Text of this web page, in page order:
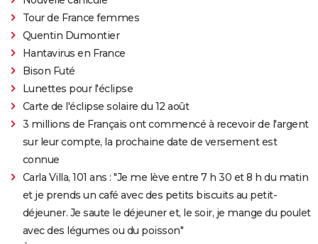
Tour de France femmes
Quentin Dumontier
Hantavirus en France
Bison Futé
Lunettes pour l'éclipse
Carte de l'éclipse solaire du 12 août
3 millions de Français ont commencé à recevoir de l'argent
sur leur compte, la prochaine date de versement est
connue
Carla Villa, 101 ans : "Je me lève entre 7 h 30 et 8 h du matin
et je prends un café avec des petits biscuits au petit-
déjeuner. Je saute le déjeuner et, le soir, je mange du poulet
avec des légumes ou du poisson"